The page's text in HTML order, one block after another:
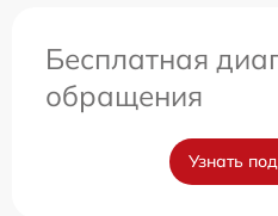
Бесплатная
обращения
Узнать